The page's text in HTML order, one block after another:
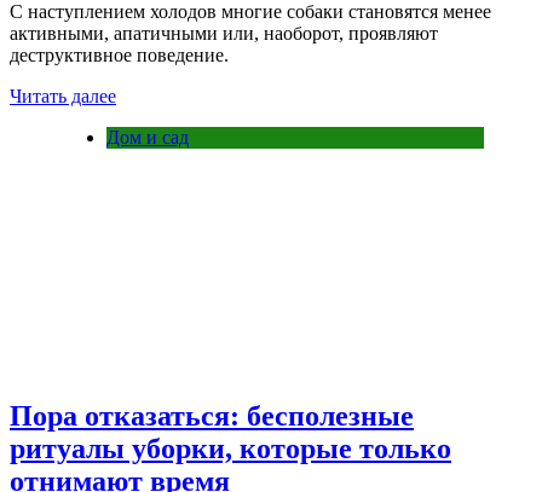
С наступлением холодов многие собаки становятся менее
активными, апатичными или, наоборот, проявляют
деструктивное поведение.
Читать далее
Дом и сад
Пора отказаться: бесполезные
ритуалы уборки, которые только
отнимают время